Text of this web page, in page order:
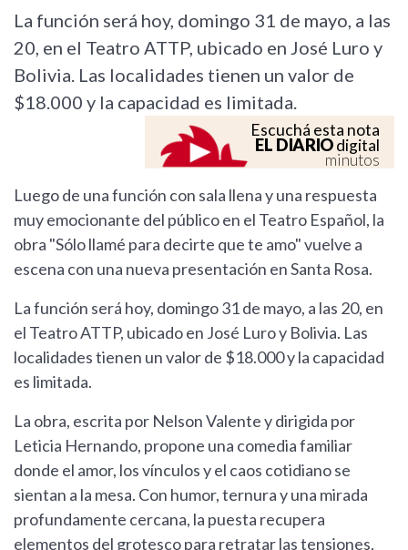
La función será hoy, domingo 31 de mayo, a las
20, en el Teatro ATTP, ubicado en José Luro y
Bolivia. Las localidades tienen un valor de
$18.000 y la capacidad es limitada.
Escuchá esta nota
EL DIARIOdigital
minutos
Luego de una función con sala llena y una respuesta
muy emocionante del público en el Teatro Español, la
obra "Sólo llamé para decirte que te amo" vuelve a
escena con una nueva presentación en Santa Rosa.
La función será hoy, domingo 31 de mayo, a las 20, en
el Teatro ATTP, ubicado en José Luro y Bolivia. Las
localidades tienen un valor de $18.000 y la capacidad
es limitada.
La obra, escrita por Nelson Valente y dirigida por
Leticia Hernando, propone una comedia familiar
donde el amor, los vínculos y el caos cotidiano se
sientan a la mesa. Con humor, ternura y una mirada
profundamente cercana, la puesta recupera
elementos del grotesco para retratar las tensiones,